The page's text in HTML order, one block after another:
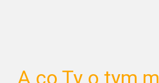
A co Ty o tym